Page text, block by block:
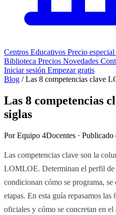
Centros Educativos Precio
Biblioteca Precios Novedades
Iniciar sesión Empezar gratis
Blog /Las 8 competencias clave
Las 8 competencias
siglas
Por Equipo 4Docentes ·
Las competencias clave son la
LOMLOE. Determinan el perfil de
condicionan cómo se programa, se
etapas. En esta guía repasamos
oficiales y cómo se concretan en el